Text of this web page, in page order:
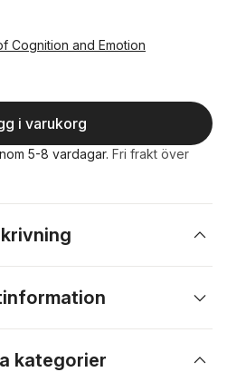
Cognition and Emotion
i varukorg
5-8 vardagar. Fri frakt över
kategorier